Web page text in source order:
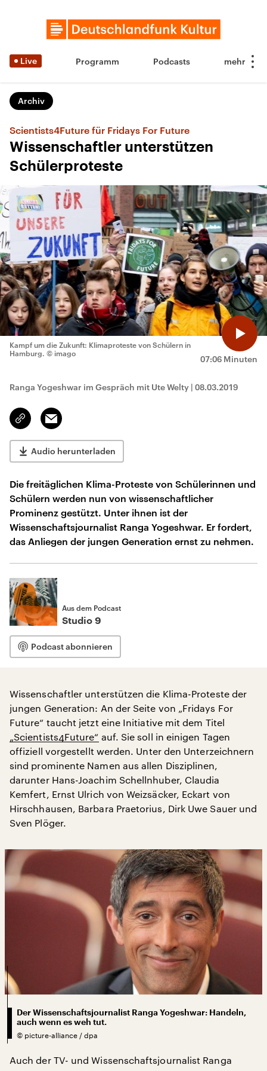
Live Programm Podcasts
Archiv
Scientists4Future für Fridays For Future
Wissenschaftler unterstützen
Schülerproteste
07:06 Minuten
Kampf um die Zukunft: Klimaproteste von Schülern in
Hamburg. © imago
Ranga Yogeshwar im Gespräch mit Ute Welty | 08.03.2019
Link
kopieren/teilen
Email
Audio herunterladen
Die freitäglichen Klima-Proteste von Schülerinnen und
Schülern werden nun von wissenschaftlicher
Prominenz gestützt. Unter ihnen ist der
Wissenschaftsjournalist Ranga Yogeshwar. Er fordert,
das Anliegen der jungen Generation ernst zu nehmen.
Aus dem Podcast
Studio 9
Podcast abonnieren
Wissenschaftler unterstützen die Klima-Proteste der
jungen Generation: An der Seite von „Fridays For
Future“ taucht jetzt eine Initiative mit dem Titel
„Scientists4Future“ auf. Sie soll in einigen Tagen
offiziell vorgestellt werden. Unter den Unterzeichnern
sind prominente Namen aus allen Disziplinen,
darunter Hans-Joachim Schellnhuber, Claudia
Kemfert, Ernst Ulrich von Weizsäcker, Eckart von
Hirschhausen, Barbara Praetorius, Dirk Uwe Sauer und
Sven Plöger.
Der Wissenschaftsjournalist Ranga Yogeshwar: Handeln,
auch wenn es weh tut.
© picture-alliance / dpa
Auch der TV- und Wissenschaftsjournalist Ranga